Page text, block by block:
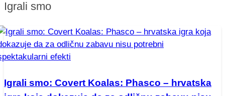
Igrali smo
Igrali smo: Covert Koalas: Phasco – hrvatska